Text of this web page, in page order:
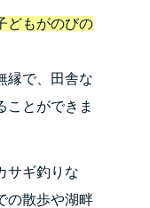
どもがのびの
縁で、田舎な
ことができま
サギ釣りな
の散歩や湖畔